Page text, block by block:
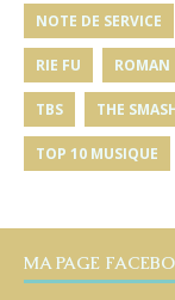
NOTE DE SERVICE
RIE FU ROMAN
TBS THE
TOP 10 MUSIQUE
MA PAGE